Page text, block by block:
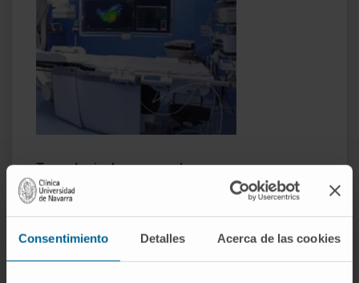
Consentimiento Detalles Acerca de las cookies
Tecnologia de vanguarda
Dotados da mais recente tecnologia para poder realizar
condições de qualidade e segurança.